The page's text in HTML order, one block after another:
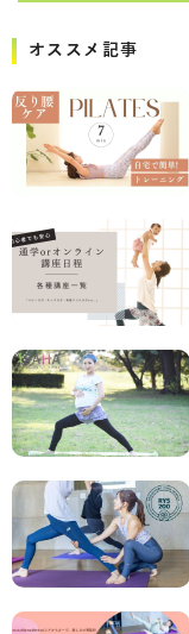
オススメ記事